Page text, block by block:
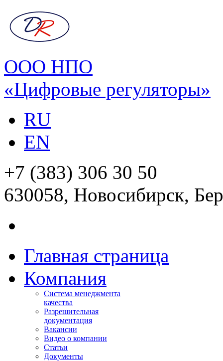
ООО НПО
«Цифровые регуляторы»
RU
EN
+7 (383) 306 30 50
630058, Новосибирск,
Главная страница
Компания
Система менеджмента
качества
Разрешительная
документация
Вакансии
Видео о компании
Статьи
Документы